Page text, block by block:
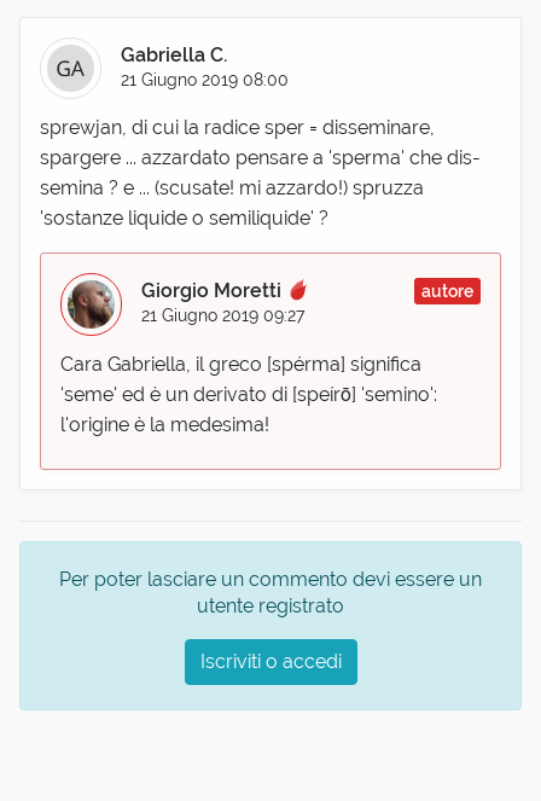
Gabriella C.
21 Giugno 2019 08:00
sprewjan, di cui la radice sper = disseminare,
spargere ... azzardato pensare a 'sperma' che dis-
semina ? e ... (scusate! mi azzardo!) spruzza
'sostanze liquide o semiliquide' ?
Giorgio Moretti
autore
21 Giugno 2019 09:27
Cara Gabriella, il greco [spérma] significa
'seme' ed è un derivato di [speírō] 'semino':
l'origine è la medesima!
Per poter lasciare un commento devi essere un
utente registrato
Iscriviti o accedi